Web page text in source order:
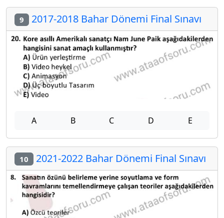
9 2017-2018 Bahar Dönemi Final Sınavı
A B C D E
10 2021-2022 Bahar Dönemi Final Sınavı